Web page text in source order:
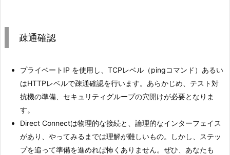
疎通確認
プライベートIP を使用し、TCPレベル（pingコマンド）あるい
はHTTPレベルで疎通確認を行います。あらかじめ、テスト対
抗機の準備、セキュリティグループの穴開けが必要となりま
す。
Direct Connectは物理的な接続と、論理的なインターフェイス
があり、やってみるまでは理解が難しいもの。しかし、ステッ
プを追って準備を進めれば怖くありません。ぜひ、あなたも